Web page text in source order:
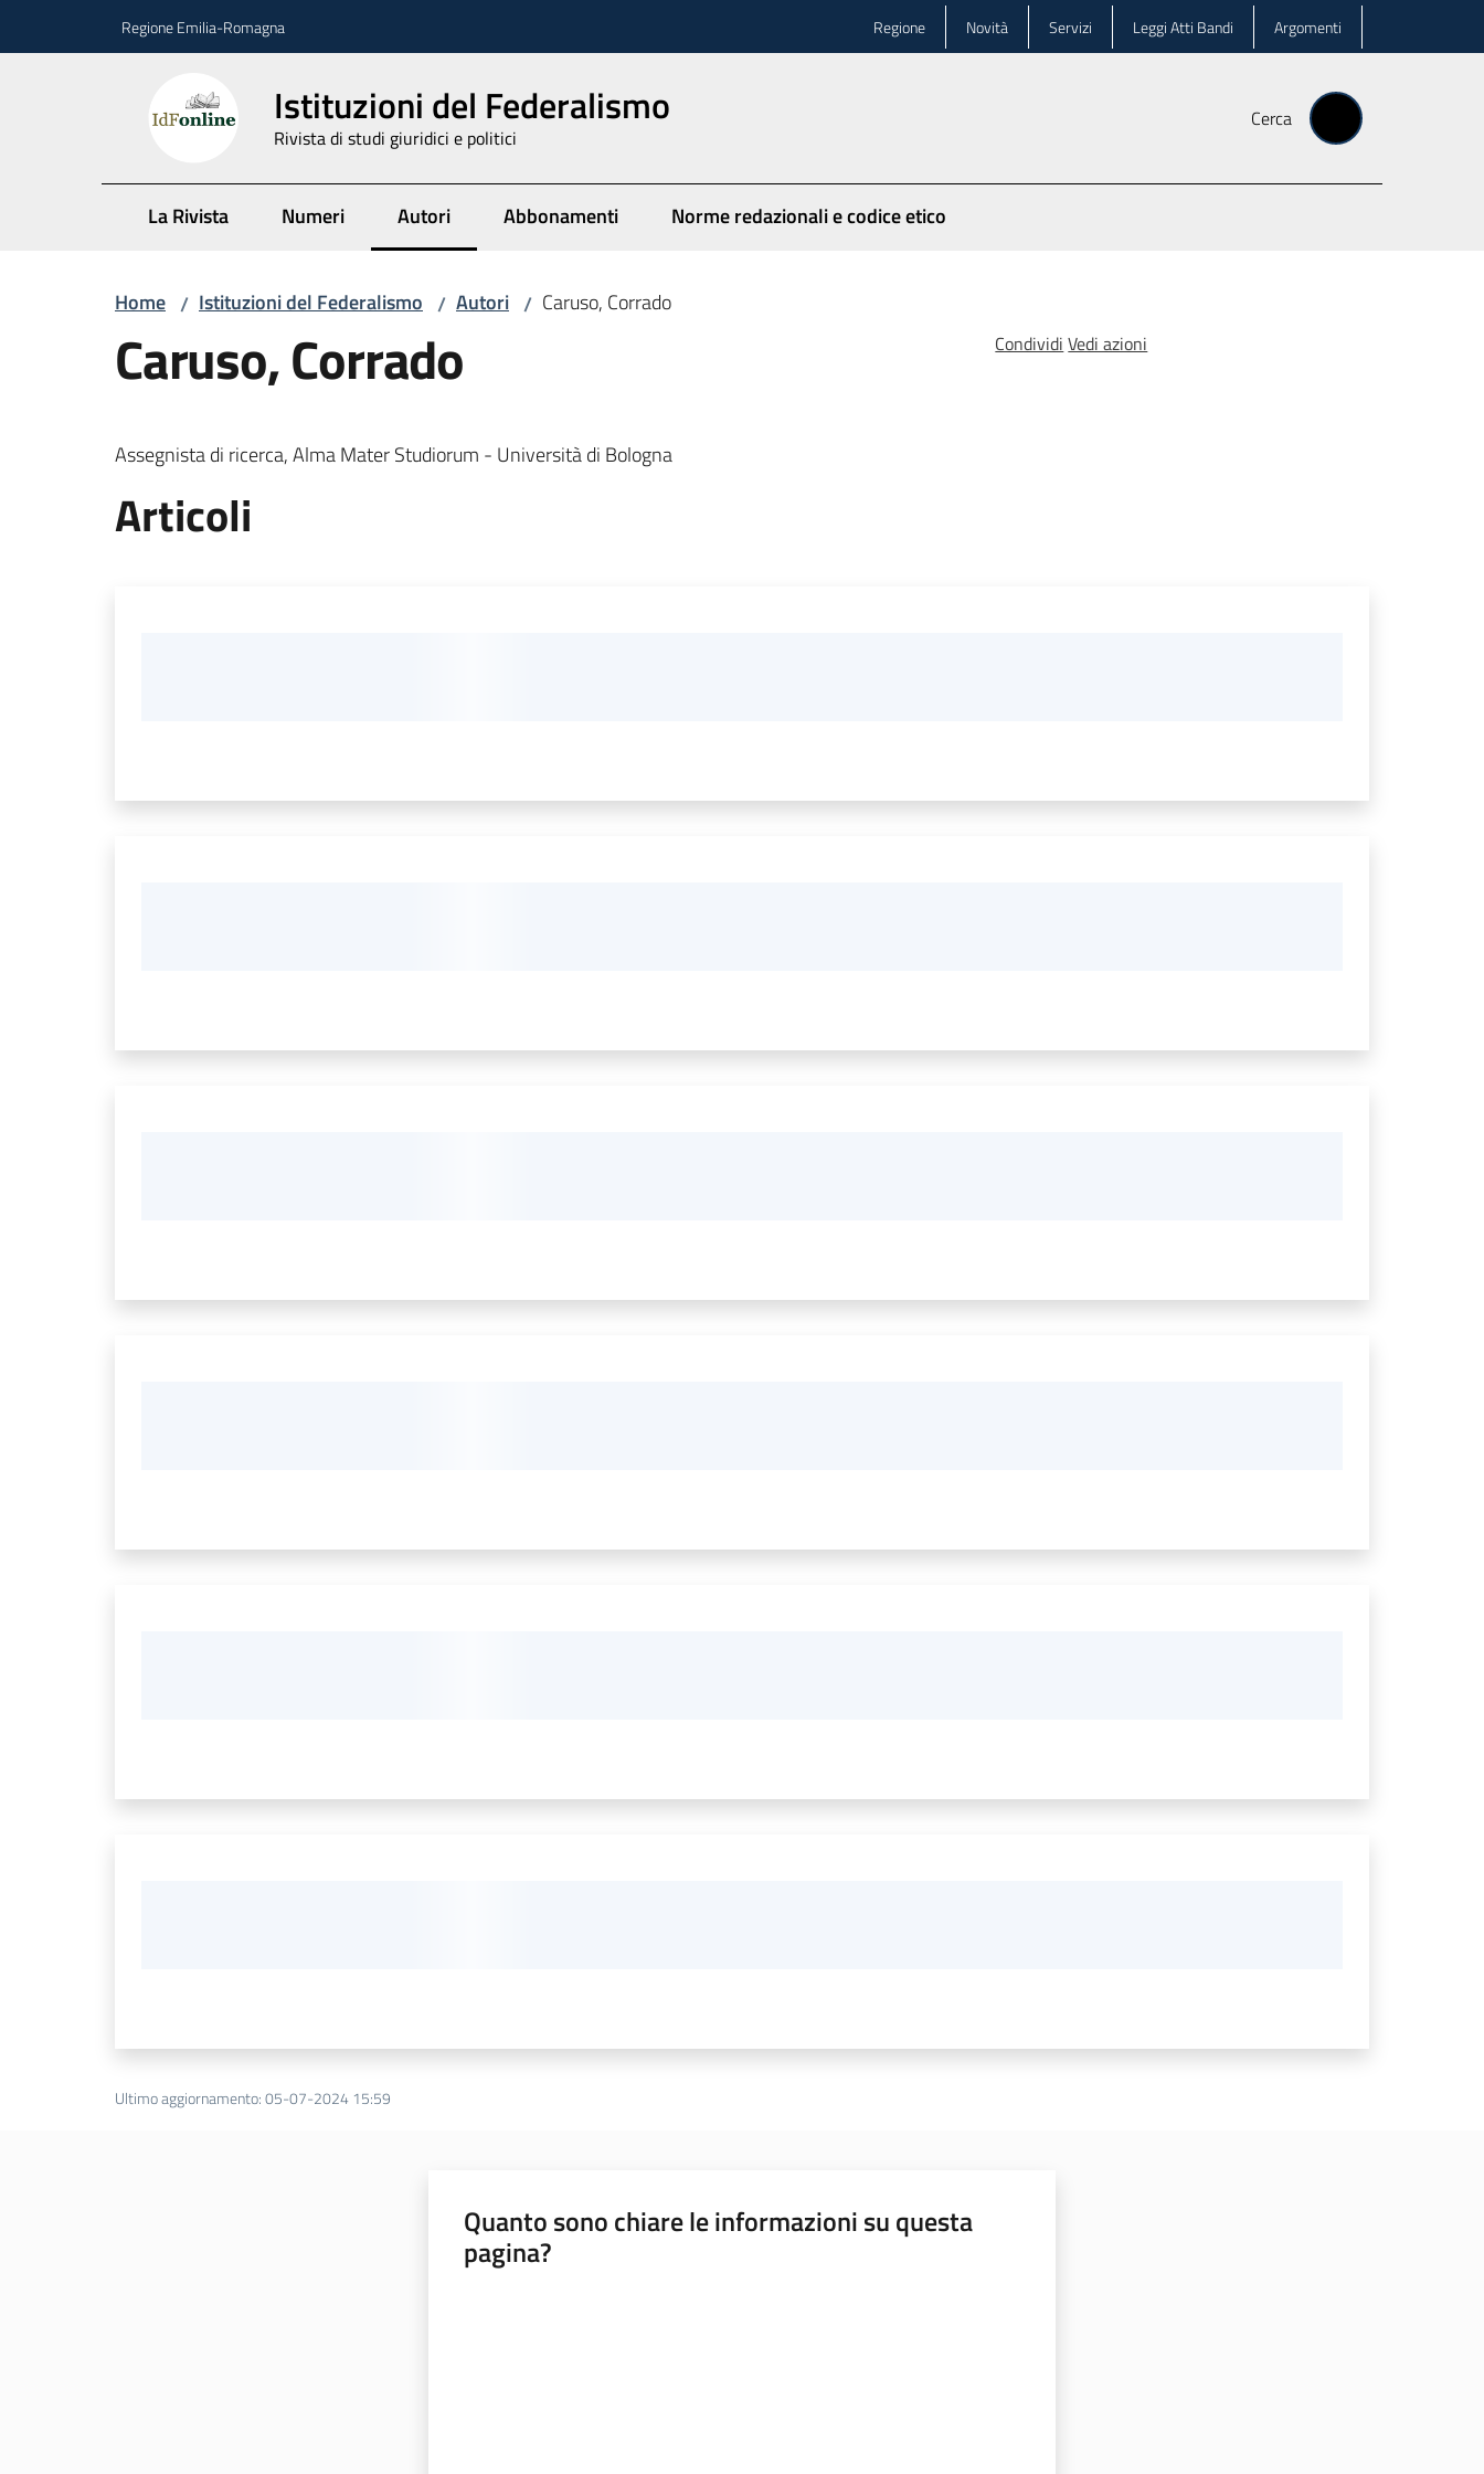
Regione Emilia-Romagna Regione Novità Servizi Leggi Atti Bandi Argomenti
Istituzioni del Federalismo
Rivista di studi giuridici e politici
Cerca
La Rivista Numeri Autori
Menu selezionatoAbbonamenti Norme redazionali e codice etico
Home / Istituzioni del Federalismo / Autori / Caruso, Corrado
Caruso, Corrado Condividi Vedi azioni
Assegnista di ricerca, Alma Mater Studiorum - Università di Bologna
Articoli
Ultimo aggiornamento:05-07-2024 15:59
Quanto sono chiare le informazioni su questa
pagina?